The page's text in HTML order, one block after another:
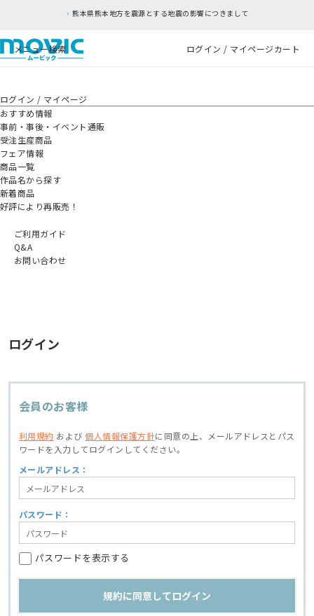
熊本県熊本地方を震源とする地震の影響につきまして
メニュー検索 ログイン / マイページカート
ログイン / マイページ
おすすめ情報
事前・事後・イベント通販
受注生産商品
フェア情報
商品一覧
作品名から探す
新着商品
好評により再販売！
ご利用ガイド
Q&A
お問い合わせ
ログイン
会員のお客様
利用規約 および個人情報保護方針に同意の上、
メールアドレスとパス
ワードを入力してログインしてください。
メールアドレス：
パスワード：
パスワードを表示する